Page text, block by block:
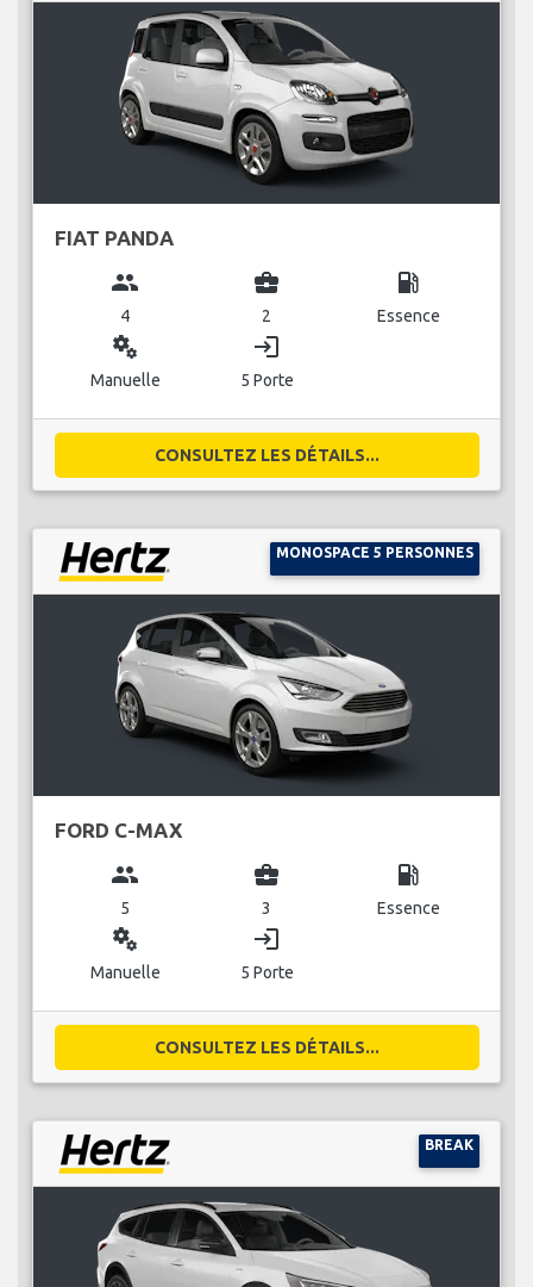
FIAT PANDA
group
4
business_center
2
local_gas_station
Essence
miscellaneous_services
Manuelle
login
5 Porte
CONSULTEZ LES DÉTAILS...
MONOSPACE 5 PERSONNES
FORD C-MAX
group
5
business_center
3
local_gas_station
Essence
miscellaneous_services
Manuelle
login
5 Porte
CONSULTEZ LES DÉTAILS...
BREAK